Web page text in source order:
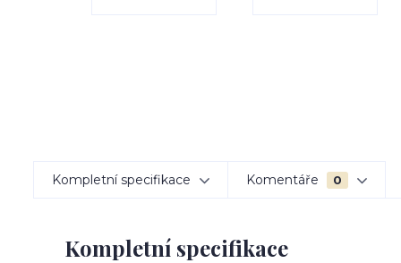
Kompletní specifikace Komentáře 0
Kompletní specifikace